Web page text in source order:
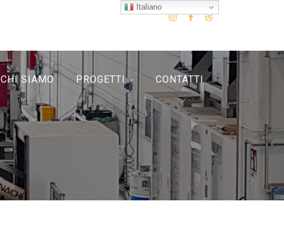
CHI SIAMO PROGETTI CONTATTI
Italiano